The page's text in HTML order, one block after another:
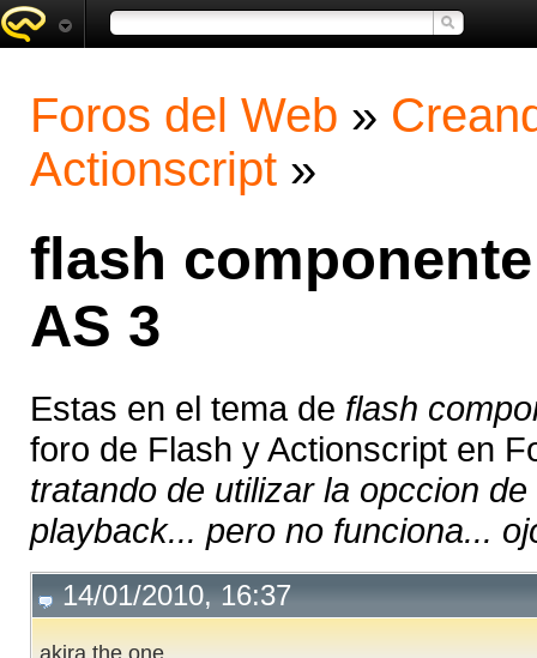
Foros del Web »
Actionscript »
flash
AS 3
Estas en el tema de flash
foro de Flash y Actionscript en
tratando de utilizar la opccion
playback... pero no funciona...
14/01/2010, 16:37